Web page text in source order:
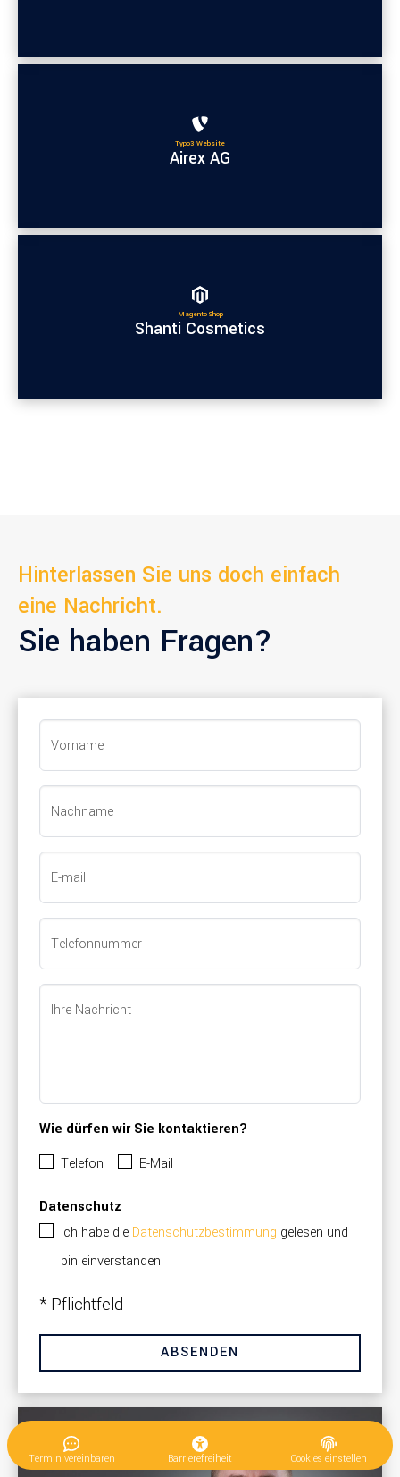
Typo3 Website
Airex AG
Magento Shop
Shanti Cosmetics
Hinterlassen Sie uns doch einfach
eine Nachricht.
Sie haben Fragen?
Vorname
Nachname
E-mail
Telefonnummer
Ihre Nachricht
Wie dürfen wir Sie kontaktieren?
Telefon
E-Mail
Datenschutz
Ich habe die Datenschutzbestimmung gelesen und
bin einverstanden.
* Pflichtfeld
ABSENDEN
Termin vereinbaren Barrierefreiheit Cookies einstellen